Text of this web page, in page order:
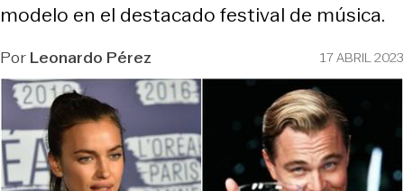
modelo en el destacado festival de música.
PorLeonardo Pérez 17 ABRIL 2023